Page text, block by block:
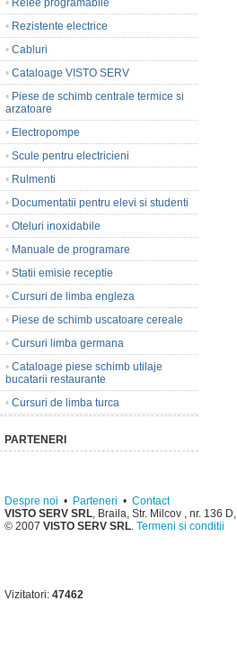
• Relee programabile
• Rezistente electrice
• Cabluri
• Cataloage VISTO SERV
• Piese de schimb centrale termice si
arzatoare
• Electropompe
• Scule pentru electricieni
• Rulmenti
• Documentatii pentru elevi si studenti
• Oteluri inoxidabile
• Manuale de programare
• Statii emisie receptie
• Cursuri de limba engleza
• Piese de schimb uscatoare cereale
• Cursuri limba germana
• Cataloage piese schimb utilaje
bucatarii restaurante
• Cursuri de limba turca
PARTENERI
Despre noi • Parteneri • Contact
VISTO SERV SRL, Braila, Str. Milcov , nr. 136
© 2007 VISTO SERV SRL. Termeni si conditii
Vizitatori: 47462